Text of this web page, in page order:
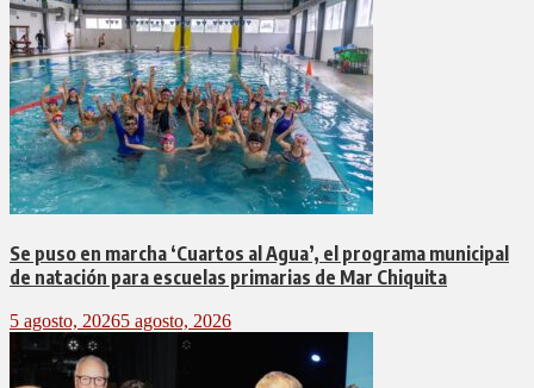
Se puso en marcha ‘Cuartos al Agua’, el programa municipal
de natación para escuelas primarias de Mar Chiquita
5 agosto, 20265 agosto, 2026